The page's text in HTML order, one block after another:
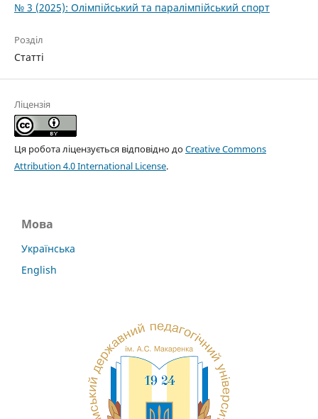
№ 3 (2025): Олімпійський та паралімпійський спорт
Розділ
Статті
Ліцензія
Ця робота ліцензується відповідно доCreative Commons
Attribution 4.0 International License.
Мова
Українська
English